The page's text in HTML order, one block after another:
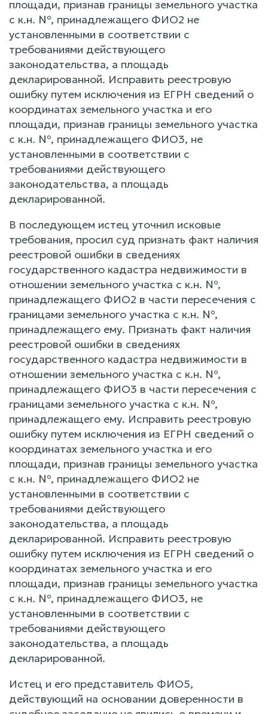
площади, признав границы земельного участка
с к.н. №, принадлежащего ФИО2 не
установленными в соответствии с
требованиями действующего
законодательства, а площадь
декларированной. Исправить реестровую
ошибку путем исключения из ЕГРН сведений о
координатах земельного участка и его
площади, признав границы земельного участка
с к.н. №, принадлежащего ФИО3, не
установленными в соответствии с
требованиями действующего
законодательства, а площадь
декларированной.
В последующем истец уточнил исковые
требования, просил суд признать факт наличия
реестровой ошибки в сведениях
государственного кадастра недвижимости в
отношении земельного участка с к.н. №,
принадлежащего ФИО2 в части пересечения с
границами земельного участка с к.н. №,
принадлежащего ему. Признать факт наличия
реестровой ошибки в сведениях
государственного кадастра недвижимости в
отношении земельного участка с к.н. №,
принадлежащего ФИО3 в части пересечения с
границами земельного участка с к.н. №,
принадлежащего ему. Исправить реестровую
ошибку путем исключения из ЕГРН сведений о
координатах земельного участка и его
площади, признав границы земельного участка
с к.н. №, принадлежащего ФИО2 не
установленными в соответствии с
требованиями действующего
законодательства, а площадь
декларированной. Исправить реестровую
ошибку путем исключения из ЕГРН сведений о
координатах земельного участка и его
площади, признав границы земельного участка
с к.н. №, принадлежащего ФИО3, не
установленными в соответствии с
требованиями действующего
законодательства, а площадь
декларированной.
Истец и его представитель ФИО5,
действующий на основании доверенности в